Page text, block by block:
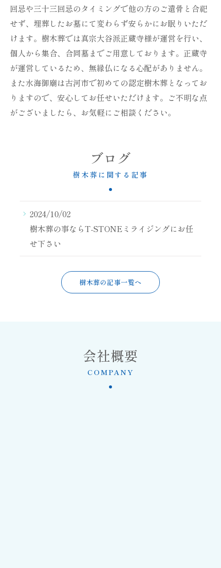
回忌や三十三回忌のタイミングで他の方のご遺骨と合祀
せず、埋葬したお墓にて変わらず安らかにお眠りいただ
けます。樹木葬では真宗大谷派正蔵寺様が運営を行い、
個人から集合、合同墓までご用意しております。正蔵寺
が運営しているため、無縁仏になる心配がありません。
また水海御廟は古河市で初めての認定樹木葬となってお
りますので、安心してお任せいただけます。ご不明な点
がございましたら、お気軽にご相談ください。
ブログ
樹木葬に関する記事
2024/10/02
樹木葬の事ならT-STONEミライジングにお任
せ下さい
樹木葬の記事一覧へ
会社概要
COMPANY